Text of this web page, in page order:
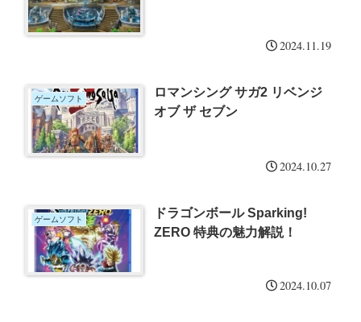
2024.11.19
ゲームソフト
ロマンシング サガ2 リベンジ
オブ ザ セブン
2024.10.27
ゲームソフト
ドラゴンボール Sparking!
ZERO 特典の魅力解説！
2024.10.07